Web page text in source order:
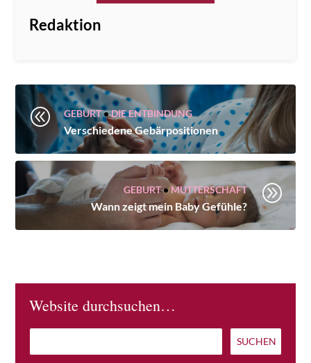
Redaktion
@ GEBURT•DIE ENTBINDUNG
Verschiedene Gebärpositionen
GEBURT•MUTTERSCHAFT
Wann zeigt mein Baby Gefühle?
A
Website durchsuchen…